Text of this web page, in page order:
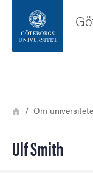
Sidfoten
Länkstig
HemOm
Ulf Smith